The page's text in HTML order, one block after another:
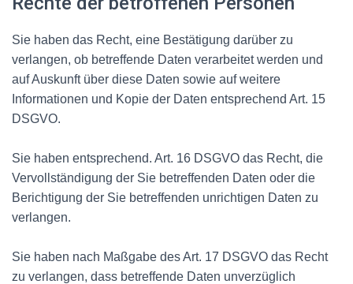
Sie haben das Recht, eine Bestätigung darüber zu
verlangen, ob betreffende Daten verarbeitet werden und
auf Auskunft über diese Daten sowie auf weitere
Informationen und Kopie der Daten entsprechend Art. 15
DSGVO.
Sie haben entsprechend. Art. 16 DSGVO das Recht, die
Vervollständigung der Sie betreffenden Daten oder die
Berichtigung der Sie betreffenden unrichtigen Daten zu
verlangen.
Sie haben nach Maßgabe des Art. 17 DSGVO das Recht
zu verlangen, dass betreffende Daten unverzüglich